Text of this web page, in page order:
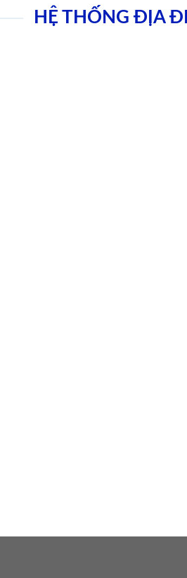
HỆ THỐNG ĐỊA